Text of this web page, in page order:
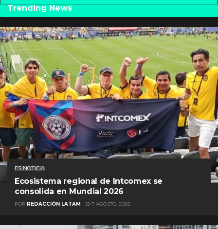
Trending News
ES NOTICIA
Ecosistema regional de Intcomex se
consolida en Mundial 2026
POR REDACCIÓN LATAM 7 AGOSTO, 2026